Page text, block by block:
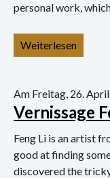
Vortrag
Sprechsaal
personal work,
Weiterlesen
Am Freitag, 26.
Vernissage
Feng Li is an artist
good at finding
discovered the